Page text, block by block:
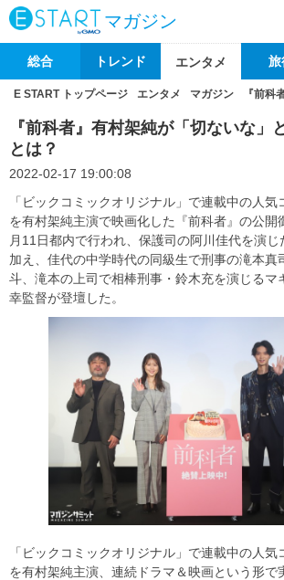
マガジン
総合 トレンド エンタメ 旅
E START トップページ エンタメ マガジン 『前科
『前科者』有村架純が「切ないな」
とは？
2022-02-17 19:00:08
「ビックコミックオリジナル」で連載中の人気
を有村架純主演で映画化した『前科者』の公開
月11日都内で行われ、保護司の阿川佳代を演じ
加え、佳代の中学時代の同級生で刑事の滝本真
斗、滝本の上司で相棒刑事・鈴木充を演じるマ
幸監督が登壇した。
「ビックコミックオリジナル」で連載中の人気
を有村架純主演、連続ドラマ＆映画という形で